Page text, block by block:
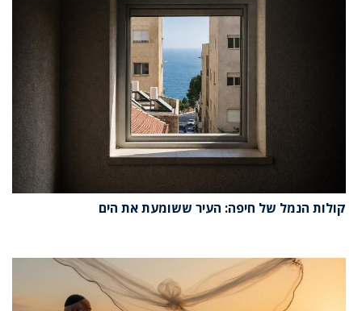
קולות הנמל של חיפה: העיר ששומעת את הים